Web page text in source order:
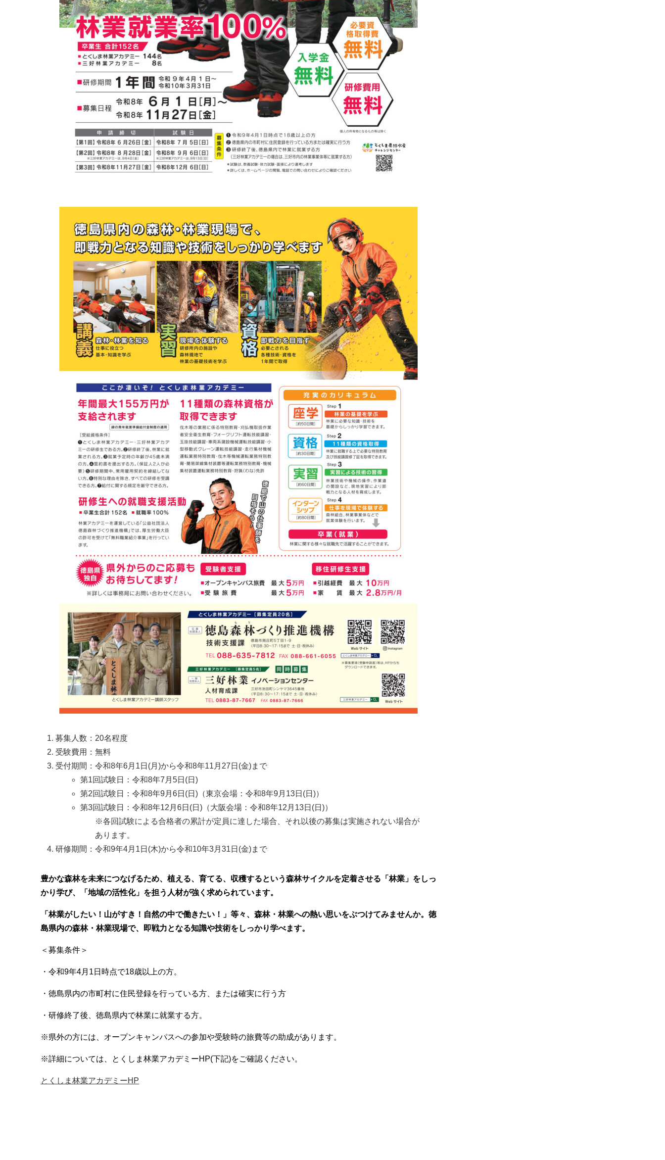
募集人数：20名程度
受験費用：無料
受付期間：令和8年6月1日(月)から令和8年11月27日(金)まで
第1回試験日：令和8年7月5日(日)
第2回試験日：令和8年9月6日(日)（東京会場：令和8年9月13日(日)）
第3回試験日：令和8年12月6日(日)（大阪会場：令和8年12月13日(日)）
※各回試験による合格者の累計が定員に達した場合、それ以後の募集は実施されない場合が
あります。
研修期間：令和9年4月1日(木)から令和10年3月31日(金)まで
豊かな森林を未来につなげるため、植える、育てる、収穫するという森林サイクルを定着させる「林業」をしっ
かり学び、「地域の活性化」を担う人材が強く求められています。
「林業がしたい！山がすき！自然の中で働きたい！」等々、森林・林業への熱い思いをぶつけてみませんか。徳
島県内の森林・林業現場で、即戦力となる知識や技術をしっかり学べます。
＜募集条件＞
・令和9年4月1日時点で18歳以上の方。
・徳島県内の市町村に住民登録を行っている方、または確実に行う方
・研修終了後、徳島県内で林業に就業する方。
※県外の方には、オープンキャンパスへの参加や受験時の旅費等の助成があります。
※詳細については、とくしま林業アカデミーHP(下記)をご確認ください。
とくしま林業アカデミーHP